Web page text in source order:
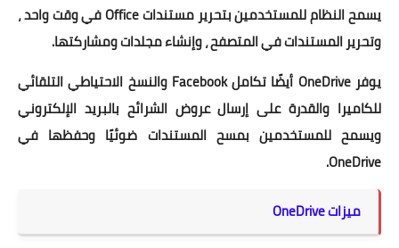
يسمح النظام للمستخدمين بتحرير مستندات Office في وقت واحد ،
وتحرير المستندات في المتصفح ، وإنشاء مجلدات ومشاركتها.
يوفر OneDrive أيضًا تكامل Facebook والنسخ الاحتياطي التلقائي
للكاميرا والقدرة على إرسال عروض الشرائح بالبريد الإلكتروني
ويسمح للمستخدمين بمسح المستندات ضوئيًا وحفظها في
OneDrive.
ميزات OneDrive